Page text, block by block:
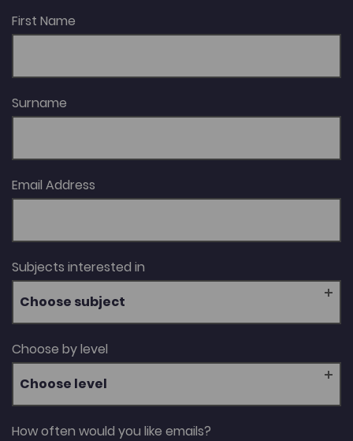
First Name
Surname
Email Address
Subjects interested in
Choose subject
Choose by level
Choose level
How often would you like emails?